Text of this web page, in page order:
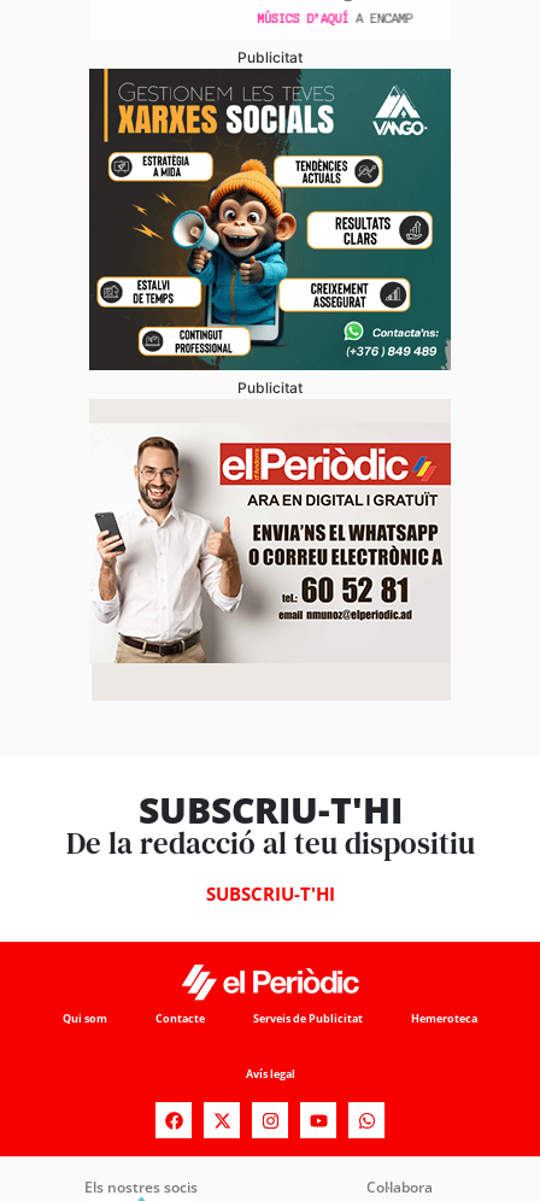
Publicitat
Publicitat
SUBSCRIU-T'HI
De la redacció al teu dispositiu
SUBSCRIU-T'HI
Qui som Contacte Serveis de Publicitat Hemeroteca
Avís legal
Els nostres socis Col·labora